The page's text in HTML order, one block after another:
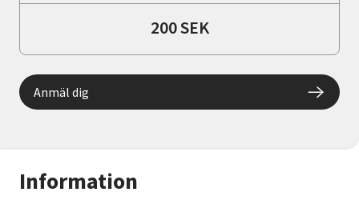
Information
200 SEK
Anmäl dig